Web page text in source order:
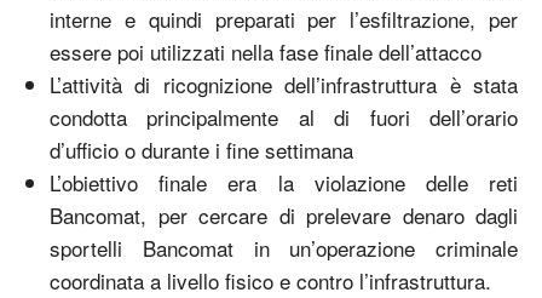
interne e quindi preparati per l’esfiltrazione, per
essere poi utilizzati nella fase finale dell’attacco
L’attività di ricognizione dell’infrastruttura è stata
condotta principalmente al di fuori dell’orario
d’ufficio o durante i fine settimana
L’obiettivo finale era la violazione delle reti
Bancomat, per cercare di prelevare denaro dagli
sportelli Bancomat in un’operazione criminale
coordinata a livello fisico e contro l’infrastruttura.